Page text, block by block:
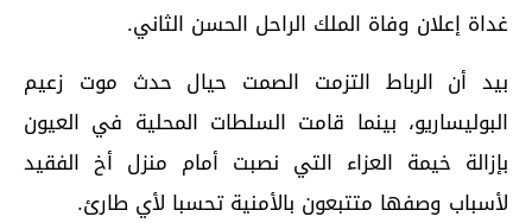
غداة إعلان وفاة الملك الراحل الحسن الثاني.
بيد أن الرباط التزمت الصمت حيال حدث موت زعيم
البوليساريو، بينما قامت السلطات المحلية في العيون
بإزالة خيمة العزاء التي نصبت أمام منزل أخ الفقيد
لأسباب وصفها متتبعون بالأمنية تحسبا لأي طارئ.